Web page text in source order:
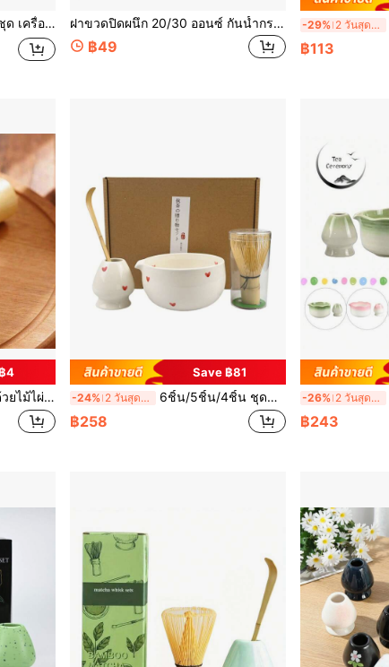
อุปกรณ์ชงชา กลับไปโรงเรียน ฝาขวดปิดผนึก 20/30 ออนซ์ กันน้ำกระเด็น แบบเรียบ พลาสติกสำหรับแก้วยี่ห้อ Ozark Trail และ Rtic หลายสี: Kitchen & Dining
฿49
-29% 2 วันสุดท้าย
฿113
4
เครื่องมือทำชา กลับสู่โรงเรียน
Save ฿81
-24% 2 วันสุดท้าย 6ชิ้น/5ชิ้น/4ชิ้น ชุดประกอบด้วย ชามมัทฉะ, ผ้าเช็ดมัทฉะ, ช้อนมัทฉะ, ตะแกรงมัทฉะ และแปรงตีมัทฉะ, ของขวัญที่สมบูรณ์แบบสำหรับพิธีชงชา, ของตกแต่งแบบดั้งเดิม และช่วงเปิดเทอม
฿258
-26% 2 วันสุดท้าย
฿243